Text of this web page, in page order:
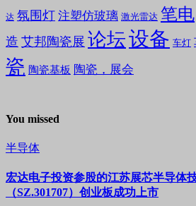
达 氛围灯 注塑仿玻璃 激光雷达 笔电
造 艾邦陶瓷展 论坛设备 车灯
瓷 陶瓷基板 陶瓷，展会
You missed
半导体
宏达电子投资参股的江苏展芯半导体
（SZ.301707）创业板成功上市